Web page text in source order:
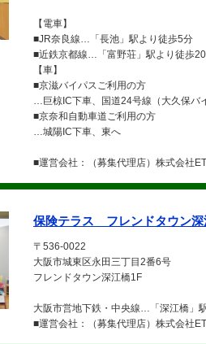
【電車】
■JR奈良線…「長池」駅より徒歩5分
■近鉄京都線…「富野荘」駅より徒歩
【車】
■京滋バイパスご利用の方
…巨椋IC下車、国道24号線（大久保バ
■京奈和自動車道ご利用の方
…城陽IC下車、東へ
■運営会社：（募集代理店）株式会社
保険テラス フレンドタウン深
〒536-0022
大阪市城東区永田三丁目2番6号
フレンドタウン深江橋1F
大阪市営地下鉄・中央線…「深江橋
■運営会社：（募集代理店）株式会社